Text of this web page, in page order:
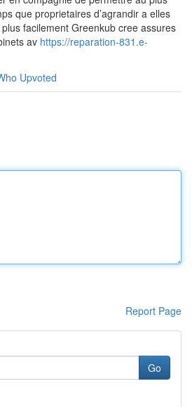
que proprietaires d’agrandir a elles
facilement Greenkub cree assures
av https://reparation-831.e-
Upvoted
Report Page
Go